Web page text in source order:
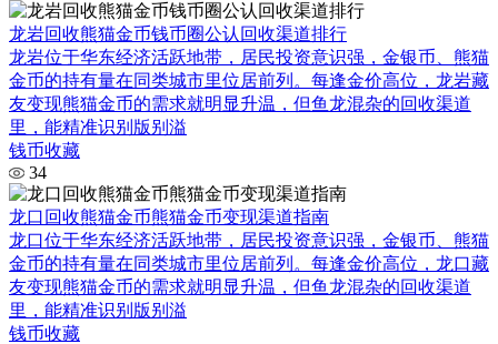
龙岩回收熊猫金币钱币圈公认回收渠道排行
龙岩位于华东经济活跃地带，居民投资意识强，金银币、熊猫
金币的持有量在同类城市里位居前列。每逢金价高位，龙岩藏
友变现熊猫金币的需求就明显升温，但鱼龙混杂的回收渠道
里，能精准识别版别溢
钱币收藏
34
龙口回收熊猫金币熊猫金币变现渠道指南
龙口位于华东经济活跃地带，居民投资意识强，金银币、熊猫
金币的持有量在同类城市里位居前列。每逢金价高位，龙口藏
友变现熊猫金币的需求就明显升温，但鱼龙混杂的回收渠道
里，能精准识别版别溢
钱币收藏